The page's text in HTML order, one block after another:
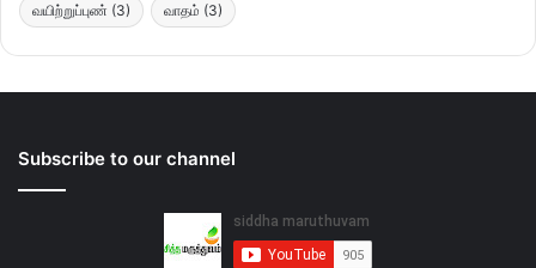
வயிற்றுப்புண் (3) வாதம் (3)
Subscribe to our channel